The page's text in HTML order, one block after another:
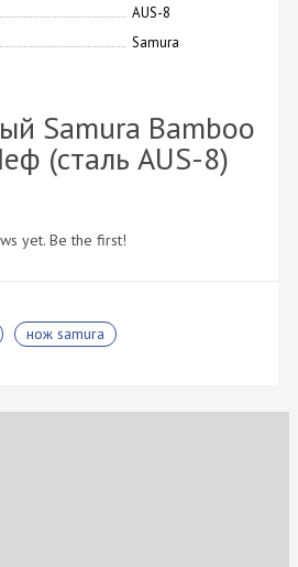
AUS-8
Samura
Samura Bamboo
(сталь AUS-8)
yet. Be the first!
нож samura